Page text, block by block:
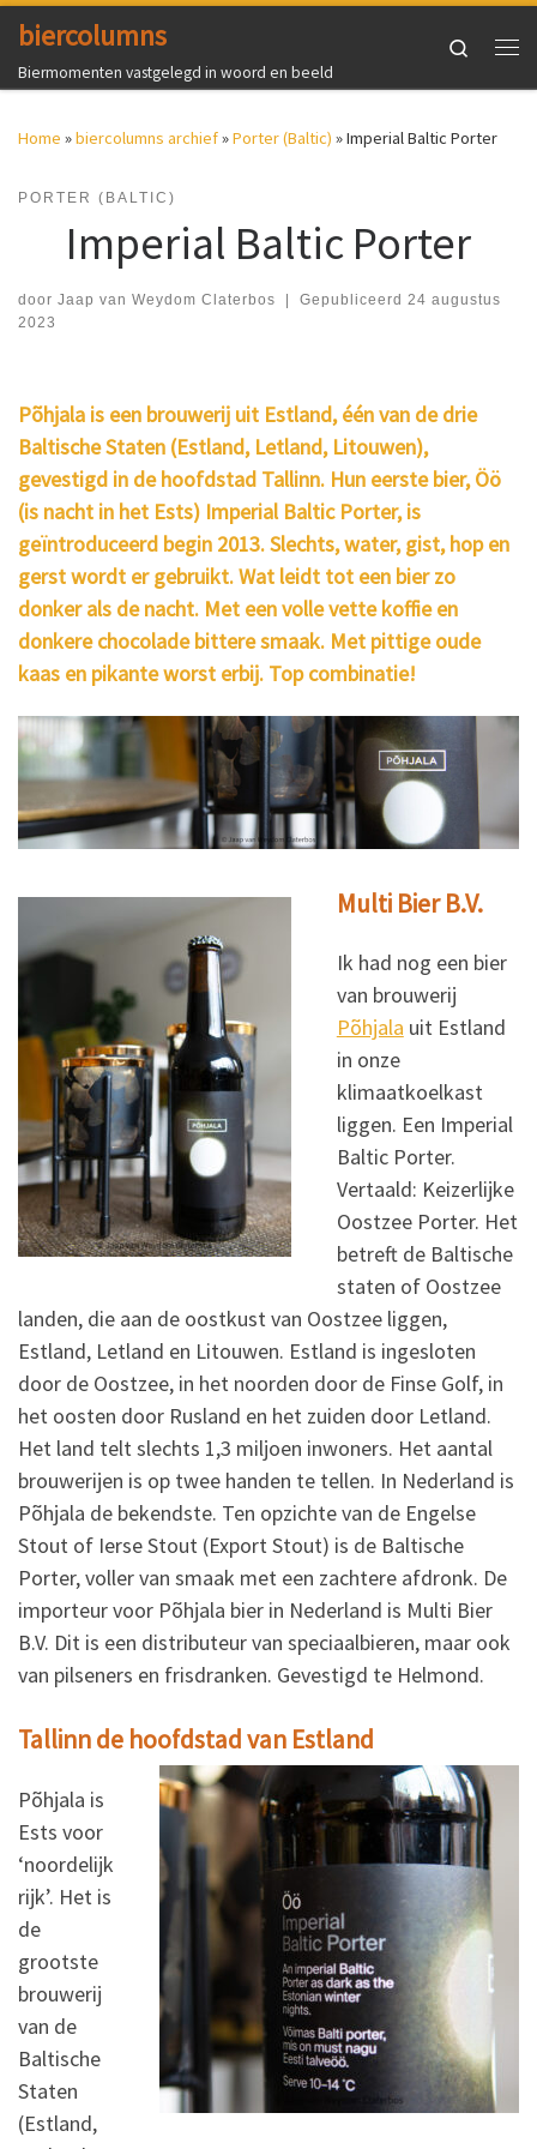
Ga naar inhoud
biercolumns
Biermomenten vastgelegd in woord en beeld
Search
Home »biercolumns archief»Porter (Baltic) »Imperial Baltic Porter
PORTER (BALTIC)
Imperial Baltic Porter
door Jaap van Weydom Claterbos Gepubliceerd 24 augustus
2023
Põhjala is een brouwerij uit Estland, één van de drie
Baltische Staten (Estland, Letland, Litouwen),
gevestigd in de hoofdstad Tallinn. Hun eerste bier, Öö
(is nacht in het Ests) Imperial Baltic Porter, is
geïntroduceerd begin 2013. Slechts, water, gist, hop en
gerst wordt er gebruikt. Wat leidt tot een bier zo
donker als de nacht. Met een volle vette koffie en
donkere chocolade bittere smaak. Met pittige oude
kaas en pikante worst erbij. Top combinatie!
Multi Bier B.V.
Ik had nog een bier
van brouwerij
Põhjala uit Estland
in onze
klimaatkoelkast
liggen. Een Imperial
Baltic Porter.
Vertaald: Keizerlijke
Oostzee Porter. Het
betreft de Baltische
staten of Oostzee
landen, die aan de oostkust van Oostzee liggen,
Estland, Letland en Litouwen. Estland is ingesloten
door de Oostzee, in het noorden door de Finse Golf, in
het oosten door Rusland en het zuiden door Letland.
Het land telt slechts 1,3 miljoen inwoners. Het aantal
brouwerijen is op twee handen te tellen. In Nederland is
Põhjala de bekendste. Ten opzichte van de Engelse
Stout of Ierse Stout (Export Stout) is de Baltische
Porter, voller van smaak met een zachtere afdronk. De
importeur voor Põhjala bier in Nederland is Multi Bier
B.V. Dit is een distributeur van speciaalbieren, maar ook
van pilseners en frisdranken. Gevestigd te Helmond.
Tallinn de hoofdstad van Estland
Põhjala is
Ests voor
‘noordelijk
rijk’. Het is
de
grootste
brouwerij
van de
Baltische
Staten
(Estland,